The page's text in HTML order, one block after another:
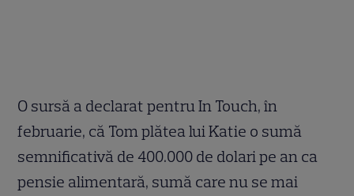
O sursă a declarat pentru In Touch, în
februarie, că Tom plătea lui Katie o sumă
semnificativă de 400.000 de dolari pe an ca
pensie alimentară, sumă care nu se mai